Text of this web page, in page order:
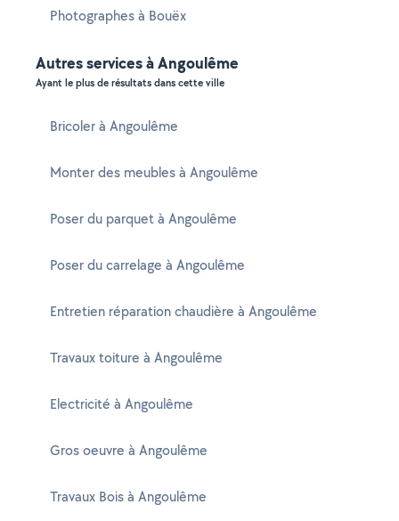
Photographes à Bouëx
Autres services à Angoulême
Ayant le plus de résultats dans cette ville
Bricoler à Angoulême
Monter des meubles à Angoulême
Poser du parquet à Angoulême
Poser du carrelage à Angoulême
Entretien réparation chaudière à Angoulême
Travaux toiture à Angoulême
Electricité à Angoulême
Gros oeuvre à Angoulême
Travaux Bois à Angoulême